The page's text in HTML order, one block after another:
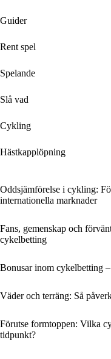
Guider
Rent spel
Spelande
Slå vad
Cykling
Hästkapplöpning
Oddsjämförelse i cykling:
internationella marknader
Fans, gemenskap och
cykelbetting
Bonusar inom cykelbetting
Väder och terräng: Så
Förutse formtoppen: Vilka
tidpunkt?